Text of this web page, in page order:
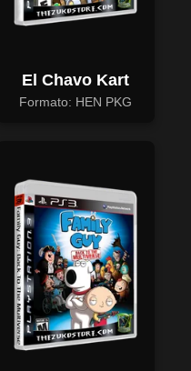
El Chavo Kart
Formato: HEN PKG